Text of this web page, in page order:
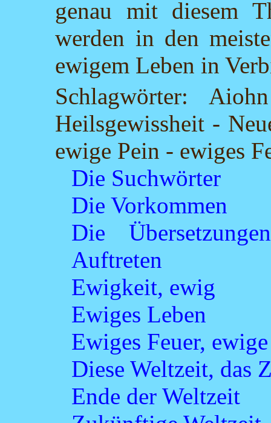
genau mit diesem
werden in den
ewigem Leben in
Schlagwörter:
Heilsgewissheit -
ewige Pein - ewiges
Die Suchwörter
Die Vorkommen
Die
Auftreten
Ewigkeit, ewig
Ewiges Leben
Ewiges Feuer,
Diese Weltzeit, das
Ende der Weltzeit